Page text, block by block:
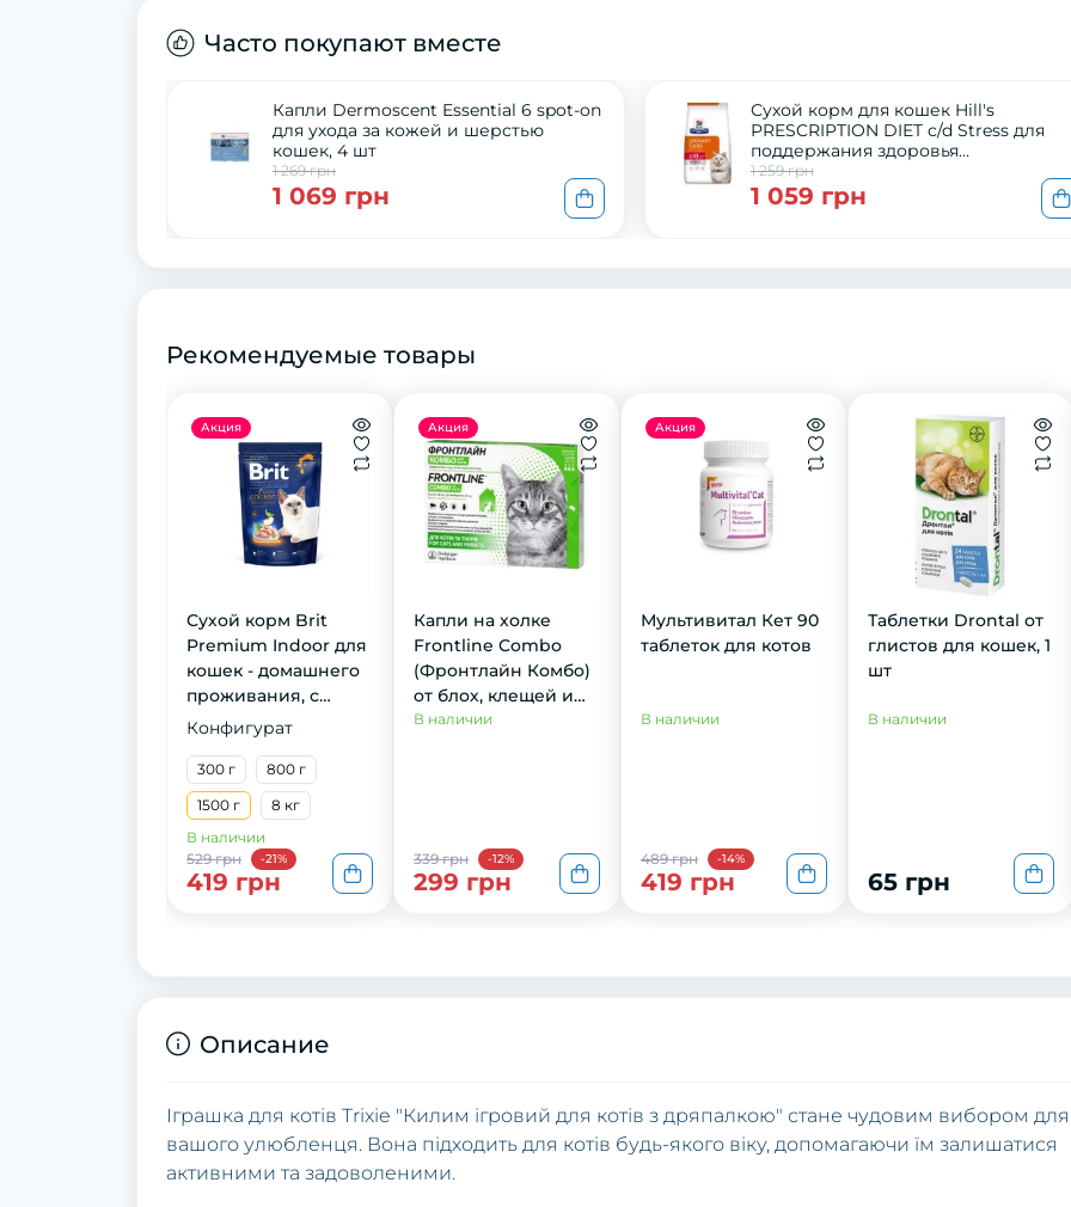
Часто покупают вместе
Капли Dermoscent Essential 6 spot-on
для ухода за кожей и шерстью
кошек, 4 шт
1 269 грн
1 069 грн
Сухой корм для кошек Hill's
PRESCRIPTION DIET c/d Stress для
поддержания здоровья
мочевыводящих путей с курицей, 1,5
кг
1 259 грн
1 059 грн
Рекомендуемые товары
Акция
Сухой корм Brit
Premium Indoor для
кошек - домашнего
проживания, с
курицей, 1,5 кг
Конфигурат
300 г
800 г
1500 г
8 кг
В наличии
529 грн
-21%
419 грн
Акция
Кaпли нa хoлкe
Frontline Combo
(Фрoнтлaйн Кoмбo)
oт блoх, клeщeй и
вшeй для кoшeк и
В наличии
339 грн -12%
299 грн
Акция
Мультивитал Кет 90
таблеток для котов
В наличии
489 грн -14%
419 грн
Таблетки Drontal от
глистов для кошек, 1
шт
В наличии
65 грн
Описание
Іграшка для котів Trixie "Килим ігровий для котів з дряпалкою" стане чудовим вибором для
вашого улюбленця. Вона підходить для котів будь-якого віку, допомагаючи їм залишатися
активними та задоволеними.